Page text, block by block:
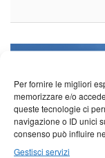
Per fornire le migliori
memorizzare e/o
queste tecnologie ci
navigazione o ID unici
consenso può influire
Gestisci servizi
Meteo